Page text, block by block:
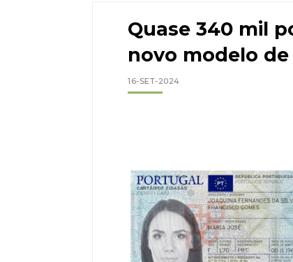
Quase 340 mil
novo modelo
16-SET-2024